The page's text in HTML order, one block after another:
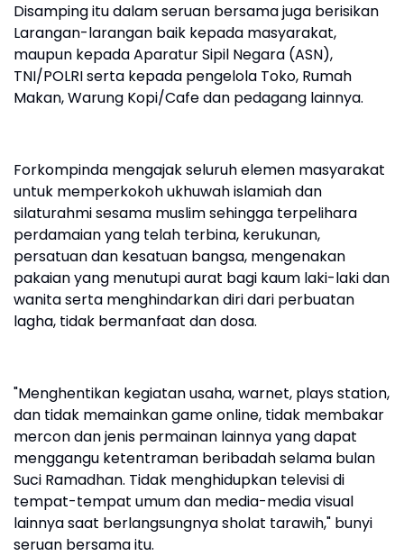
Disamping itu dalam seruan bersama juga berisikan
Larangan-larangan baik kepada masyarakat,
maupun kepada Aparatur Sipil Negara (ASN),
TNI/POLRI serta kepada pengelola Toko, Rumah
Makan, Warung Kopi/Cafe dan pedagang lainnya.
Forkompinda mengajak seluruh elemen masyarakat
untuk memperkokoh ukhuwah islamiah dan
silaturahmi sesama muslim sehingga terpelihara
perdamaian yang telah terbina, kerukunan,
persatuan dan kesatuan bangsa, mengenakan
pakaian yang menutupi aurat bagi kaum laki-laki dan
wanita serta menghindarkan diri dari perbuatan
lagha, tidak bermanfaat dan dosa.
"Menghentikan kegiatan usaha, warnet, plays station,
dan tidak memainkan game online, tidak membakar
mercon dan jenis permainan lainnya yang dapat
menggangu ketentraman beribadah selama bulan
Suci Ramadhan. Tidak menghidupkan televisi di
tempat-tempat umum dan media-media visual
lainnya saat berlangsungnya sholat tarawih," bunyi
seruan bersama itu.